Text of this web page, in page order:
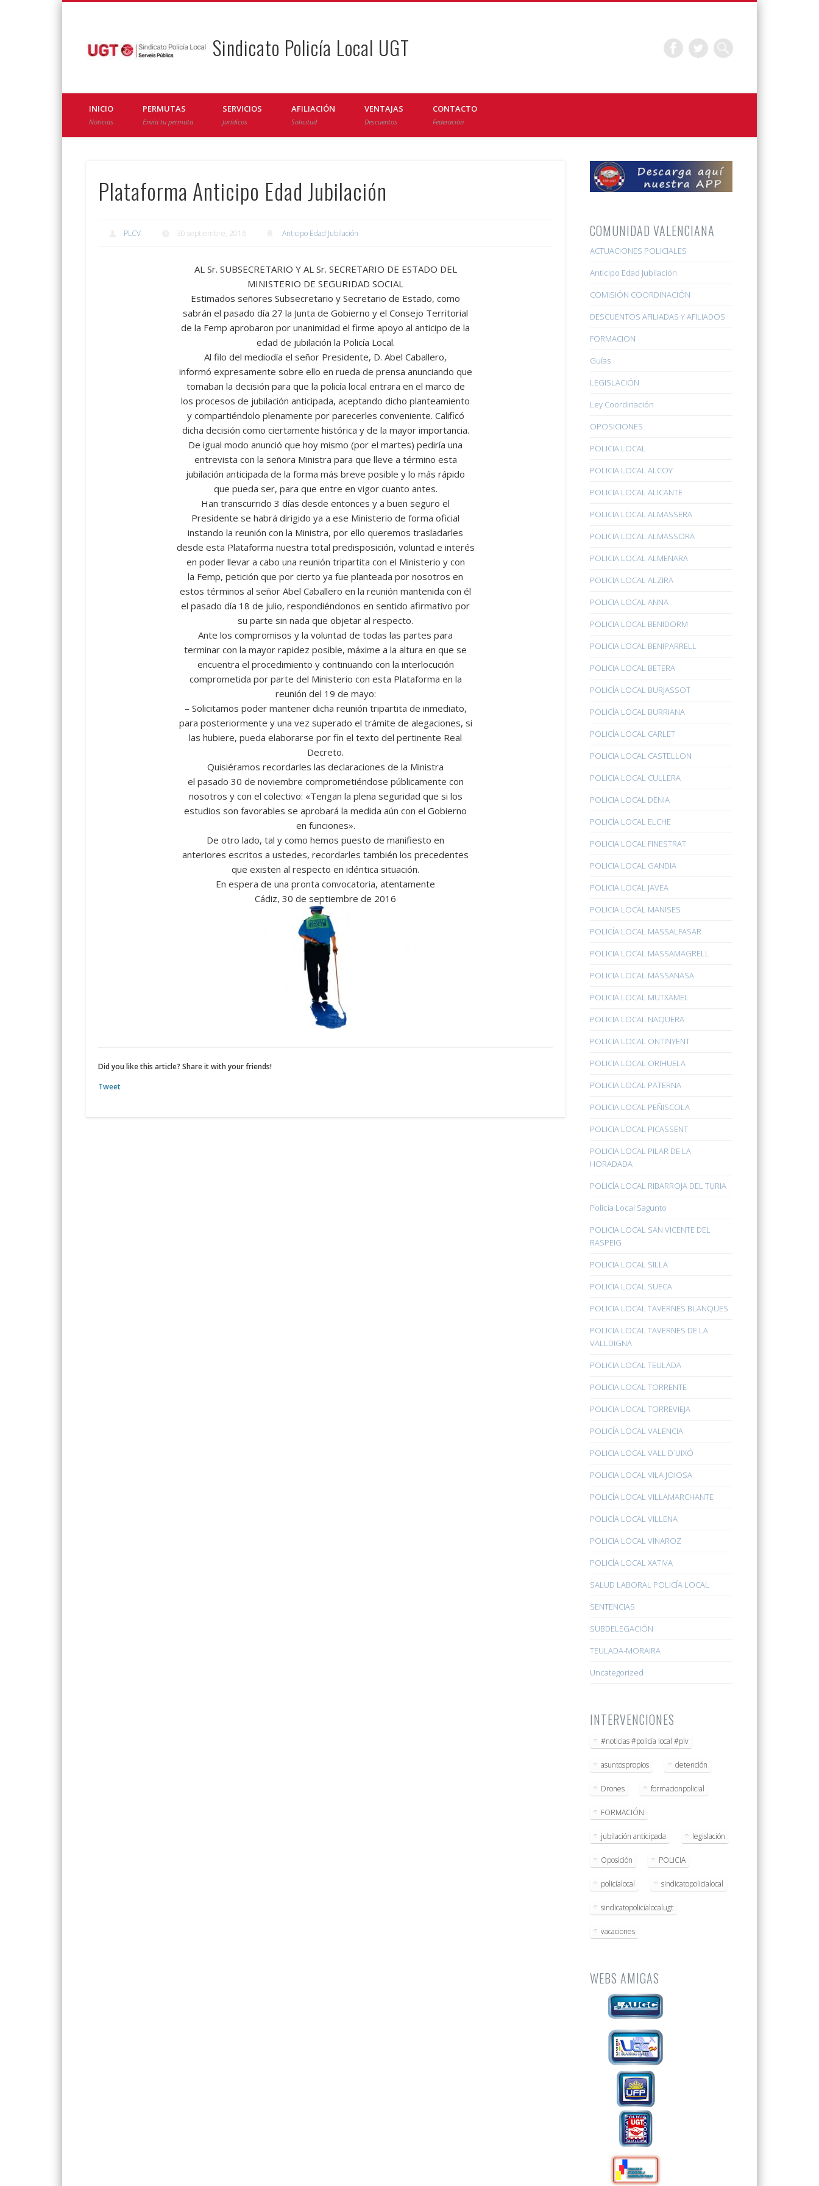
Sindicato Policía Local UGT
FacebookTwitter
INICIO
Noticias
PERMUTAS
Envía tu permuta
SERVICIOS
Jurídicos
AFILIACIÓN
Solicitud
VENTAJAS
Descuentos
CONTACTO
Federación
Plataforma Anticipo Edad Jubilación
PLCV 30 septiembre, 2016 Anticipo Edad Jubilación
AL Sr. SUBSECRETARIO Y AL Sr. SECRETARIO DE ESTADO DEL
MINISTERIO DE SEGURIDAD SOCIAL
Estimados señores Subsecretario y Secretario de Estado, como
sabrán el pasado día 27 la Junta de Gobierno y el Consejo Territorial
de la Femp aprobaron por unanimidad el firme apoyo al anticipo de la
edad de jubilación la Policía Local.
Al filo del mediodía el señor Presidente, D. Abel Caballero,
informó expresamente sobre ello en rueda de prensa anunciando que
tomaban la decisión para que la policía local entrara en el marco de
los procesos de jubilación anticipada, aceptando dicho planteamiento
y compartiéndolo plenamente por parecerles conveniente. Calificó
dicha decisión como ciertamente histórica y de la mayor importancia.
De igual modo anunció que hoy mismo (por el martes) pediría una
entrevista con la señora Ministra para que lleve a término esta
jubilación anticipada de la forma más breve posible y lo más rápido
que pueda ser, para que entre en vigor cuanto antes.
Han transcurrido 3 días desde entonces y a buen seguro el
Presidente se habrá dirigido ya a ese Ministerio de forma oficial
instando la reunión con la Ministra, por ello queremos trasladarles
desde esta Plataforma nuestra total predisposición, voluntad e interés
en poder llevar a cabo una reunión tripartita con el Ministerio y con
la Femp, petición que por cierto ya fue planteada por nosotros en
estos términos al señor Abel Caballero en la reunión mantenida con él
el pasado día 18 de julio, respondiéndonos en sentido afirmativo por
su parte sin nada que objetar al respecto.
Ante los compromisos y la voluntad de todas las partes para
terminar con la mayor rapidez posible, máxime a la altura en que se
encuentra el procedimiento y continuando con la interlocución
comprometida por parte del Ministerio con esta Plataforma en la
reunión del 19 de mayo:
– Solicitamos poder mantener dicha reunión tripartita de inmediato,
para posteriormente y una vez superado el trámite de alegaciones, si
las hubiere, pueda elaborarse por fin el texto del pertinente Real
Decreto.
Quisiéramos recordarles las declaraciones de la Ministra
el pasado 30 de noviembre comprometiéndose públicamente con
nosotros y con el colectivo: «Tengan la plena seguridad que si los
estudios son favorables se aprobará la medida aún con el Gobierno
en funciones».
De otro lado, tal y como hemos puesto de manifiesto en
anteriores escritos a ustedes, recordarles también los precedentes
que existen al respecto en idéntica situación.
En espera de una pronta convocatoria, atentamente
Cádiz, 30 de septiembre de 2016
Did you like this article? Share it with your friends!
Tweet
COMUNIDAD VALENCIANA
ACTUACIONES POLICIALES
Anticipo Edad Jubilación
COMISIÓN COORDINACIÓN
DESCUENTOS AFILIADAS Y AFILIADOS
FORMACION
Guías
LEGISLACIÓN
Ley Coordinación
OPOSICIONES
POLICIA LOCAL
POLICIA LOCAL ALCOY
POLICIA LOCAL ALICANTE
POLICIA LOCAL ALMASSERA
POLICIA LOCAL ALMASSORA
POLICIA LOCAL ALMENARA
POLICIA LOCAL ALZIRA
POLICIA LOCAL ANNA
POLICIA LOCAL BENIDORM
POLICIA LOCAL BENIPARRELL
POLICIA LOCAL BETERA
POLICÍA LOCAL BURJASSOT
POLICÍA LOCAL BURRIANA
POLICÍA LOCAL CARLET
POLICIA LOCAL CASTELLON
POLICIA LOCAL CULLERA
POLICIA LOCAL DENIA
POLICÍA LOCAL ELCHE
POLICIA LOCAL FINESTRAT
POLICIA LOCAL GANDIA
POLICIA LOCAL JAVEA
POLICIA LOCAL MANISES
POLICÍA LOCAL MASSALFASAR
POLICIA LOCAL MASSAMAGRELL
POLICIA LOCAL MASSANASA
POLICIA LOCAL MUTXAMEL
POLICIA LOCAL NAQUERA
POLICIA LOCAL ONTINYENT
POLICIA LOCAL ORIHUELA
POLICIA LOCAL PATERNA
POLICIA LOCAL PEÑISCOLA
POLICIA LOCAL PICASSENT
POLICIA LOCAL PILAR DE LA
HORADADA
POLICÍA LOCAL RIBARROJA DEL TURIA
Policía Local Sagunto
POLICIA LOCAL SAN VICENTE DEL
RASPEIG
POLICIA LOCAL SILLA
POLICIA LOCAL SUECA
POLICIA LOCAL TAVERNES BLANQUES
POLICIA LOCAL TAVERNES DE LA
VALLDIGNA
POLICIA LOCAL TEULADA
POLICIA LOCAL TORRENTE
POLICIA LOCAL TORREVIEJA
POLICÍA LOCAL VALENCIA
POLICIA LOCAL VALL D´UIXÓ
POLICIA LOCAL VILA JOIOSA
POLICÍA LOCAL VILLAMARCHANTE
POLICÍA LOCAL VILLENA
POLICIA LOCAL VINAROZ
POLICÍA LOCAL XATIVA
SALUD LABORAL POLICÍA LOCAL
SENTENCIAS
SUBDELEGACIÓN
TEULADA-MORAIRA
Uncategorized
INTERVENCIONES
#noticias #policía local #plv
asuntospropios detención
Drones formacionpolicial
FORMACIÓN
jubilación anticipada legislación
Oposición POLICIA
policíalocal sindicatopolicialocal
sindicatopolicíalocalugt
vacaciones
WEBS AMIGAS